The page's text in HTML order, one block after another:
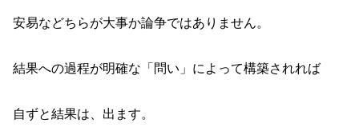
安易などちらが大事か論争ではありません。
結果への過程が明確な「問い」によって構築されれば
自ずと結果は、出ます。